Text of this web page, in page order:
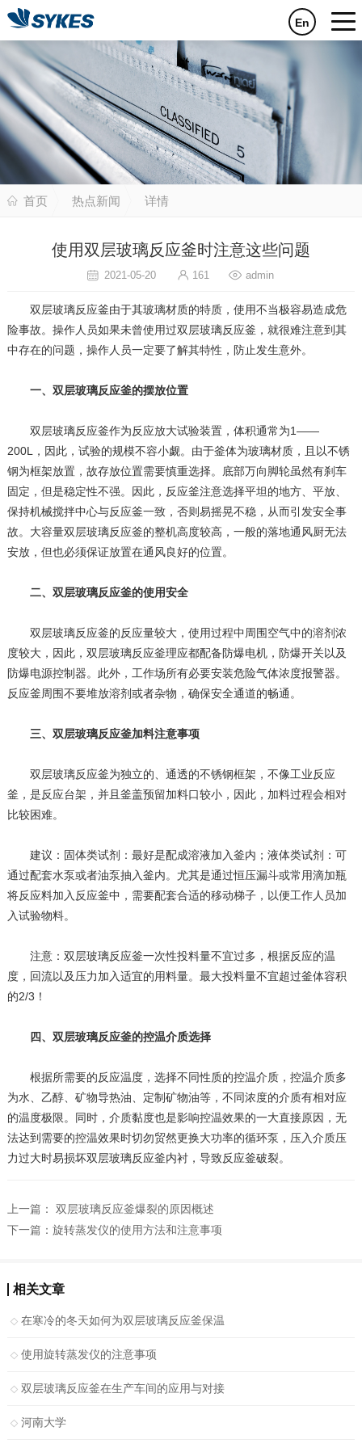
En
首页 热点新闻 详情
使用双层玻璃反应釜时注意这些问题
2021-05-20 161 admin
双层玻璃反应釜由于其玻璃材质的特质，使用不当极容易造成危
险事故。操作人员如果未曾使用过双层玻璃反应釜，就很难注意到其
中存在的问题，操作人员一定要了解其特性，防止发生意外。
一、双层玻璃反应釜的摆放位置
双层玻璃反应釜作为反应放大试验装置，体积通常为1——
200L，因此，试验的规模不容小觑。由于釜体为玻璃材质，且以不锈
钢为框架放置，故存放位置需要慎重选择。底部万向脚轮虽然有刹车
固定，但是稳定性不强。因此，反应釜注意选择平坦的地方、平放、
保持机械搅拌中心与反应釜一致，否则易摇晃不稳，从而引发安全事
故。大容量双层玻璃反应釜的整机高度较高，一般的落地通风厨无法
安放，但也必须保证放置在通风良好的位置。
二、双层玻璃反应釜的使用安全
双层玻璃反应釜的反应量较大，使用过程中周围空气中的溶剂浓
度较大，因此，双层玻璃反应釜理应都配备防爆电机，防爆开关以及
防爆电源控制器。此外，工作场所有必要安装危险气体浓度报警器。
反应釜周围不要堆放溶剂或者杂物，确保安全通道的畅通。
三、双层玻璃反应釜加料注意事项
双层玻璃反应釜为独立的、通透的不锈钢框架，不像工业反应
釜，是反应台架，并且釜盖预留加料口较小，因此，加料过程会相对
比较困难。
建议：固体类试剂：最好是配成溶液加入釜内；液体类试剂：可
通过配套水泵或者油泵抽入釜内。尤其是通过恒压漏斗或常用滴加瓶
将反应料加入反应釜中，需要配套合适的移动梯子，以便工作人员加
入试验物料。
注意：双层玻璃反应釜一次性投料量不宜过多，根据反应的温
度，回流以及压力加入适宜的用料量。最大投料量不宜超过釜体容积
的2/3！
四、双层玻璃反应釜的控温介质选择
根据所需要的反应温度，选择不同性质的控温介质，控温介质多
为水、乙醇、矿物导热油、定制矿物油等，不同浓度的介质有相对应
的温度极限。同时，介质黏度也是影响控温效果的一大直接原因，无
法达到需要的控温效果时切勿贸然更换大功率的循环泵，压入介质压
力过大时易损坏双层玻璃反应釜内衬，导致反应釜破裂。
上一篇：
双层玻璃反应釜爆裂的原因概述
下一篇： 旋转蒸发仪的使用方法和注意事项
相关文章
在寒冷的冬天如何为双层玻璃反应釜保温
使用旋转蒸发仪的注意事项
双层玻璃反应釜在生产车间的应用与对接
河南大学